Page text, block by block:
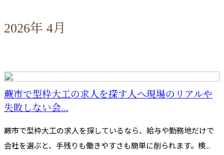
2026年 4月
蕨市で型枠大工の求人を探す人へ現場のリアルや
失敗しない会...
蕨市で型枠大工の求人を探しているなら、給与や勤務地だけで
会社を選ぶと、手残りも働きやすさも簡単に削られます。検...